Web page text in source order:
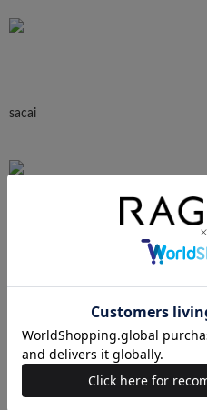
sacai
Ralph Lauren